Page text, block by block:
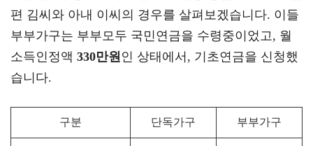
편 김씨와 아내 이씨의 경우를 살펴보겠습니다. 이들
부부가구는 부부모두 국민연금을 수령중이었고, 월
소득인정액 330만원 인 상태에서, 기초연금을 신청했
습니다.
구분 단독가구 부부가구